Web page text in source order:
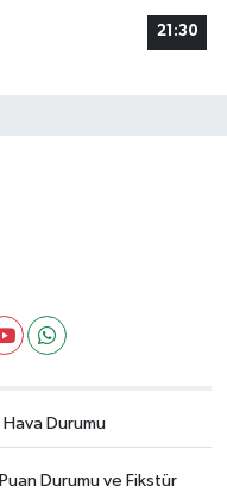
21:30
Hava Durumu
Puan Durumu ve Fikstür